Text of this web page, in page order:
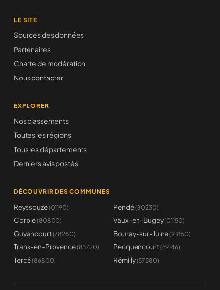
LE SITE
Sources des données
Partenaires
Charte de modération
Nous contacter
EXPLORER
Nos classements
Toutes les régions
Tous les départements
Derniers avis postés
DÉCOUVRIR DES COMMUNES
Reyssouze(01190) Pendé(80230)
Corbie(80800) Vaux-en-Bugey(01150)
Guyancourt(78280) Bouray-sur-Juine(91850)
Trans-en-Provence(83720) Pecquencourt(59146)
Tercé(86800) Rémilly(57580)